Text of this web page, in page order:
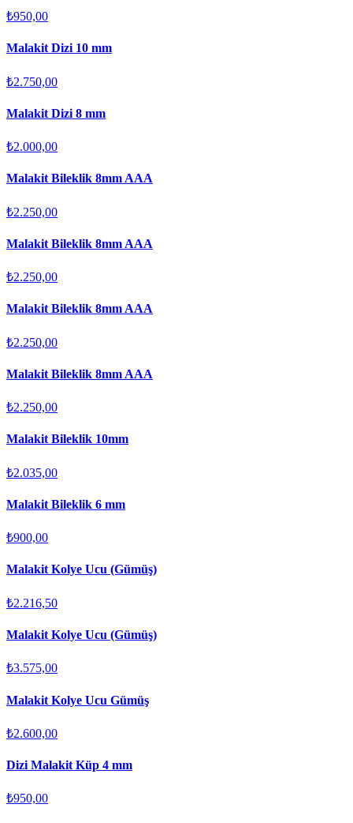
₺950,00
Malakit Dizi 10 mm
₺2.750,00
Malakit Dizi 8 mm
₺2.000,00
Malakit Bileklik 8mm AAA
₺2.250,00
Malakit Bileklik 8mm AAA
₺2.250,00
Malakit Bileklik 8mm AAA
₺2.250,00
Malakit Bileklik 8mm AAA
₺2.250,00
Malakit Bileklik 10mm
₺2.035,00
Malakit Bileklik 6 mm
₺900,00
Malakit Kolye Ucu (Gümüş)
₺2.216,50
Malakit Kolye Ucu (Gümüş)
₺3.575,00
Malakit Kolye Ucu Gümüş
₺2.600,00
Dizi Malakit Küp 4 mm
₺950,00